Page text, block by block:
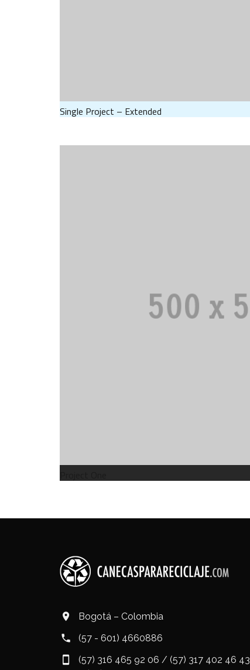
Single Project – Extended
Bogotá – Colombia
(57 - 601) 4660886
(57) 316 465 92 06 / (57) 317 402 46 43